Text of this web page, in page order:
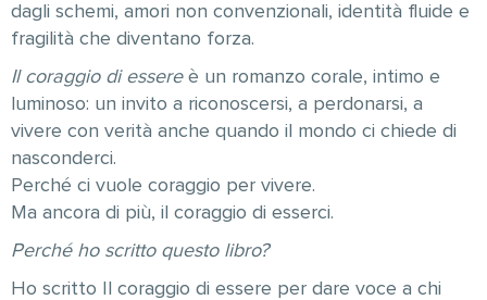
dagli schemi, amori non convenzionali, identità fluide e
fragilità che diventano forza.
Il coraggio di essereè un romanzo corale, intimo e
luminoso: un invito a riconoscersi, a perdonarsi, a
vivere con verità anche quando il mondo ci chiede di
nasconderci.
Perché ci vuole coraggio per vivere.
Ma ancora di più, il coraggio di esserci.
Perché ho scritto questo libro?
Ho scritto Il coraggio di essere per dare voce a chi